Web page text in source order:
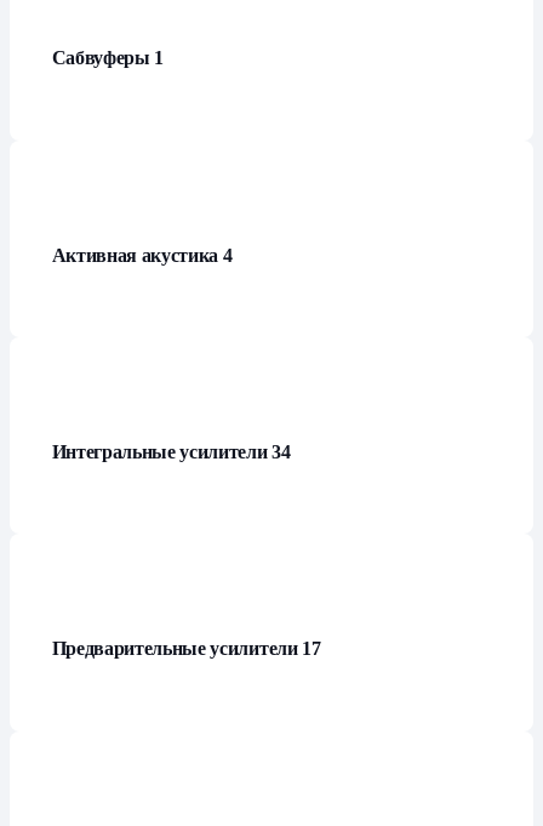
Сабвуферы 1
Активная акустика 4
Интегральные усилители34
Предварительные усилители 17